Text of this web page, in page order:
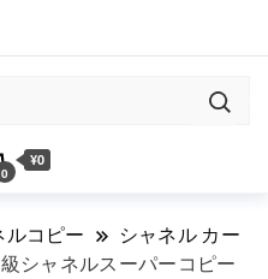
0
¥0
ルコピー
シャネル カー
シャネルスーパーコピー